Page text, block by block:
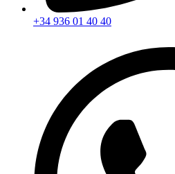
+34 936 01 40 40